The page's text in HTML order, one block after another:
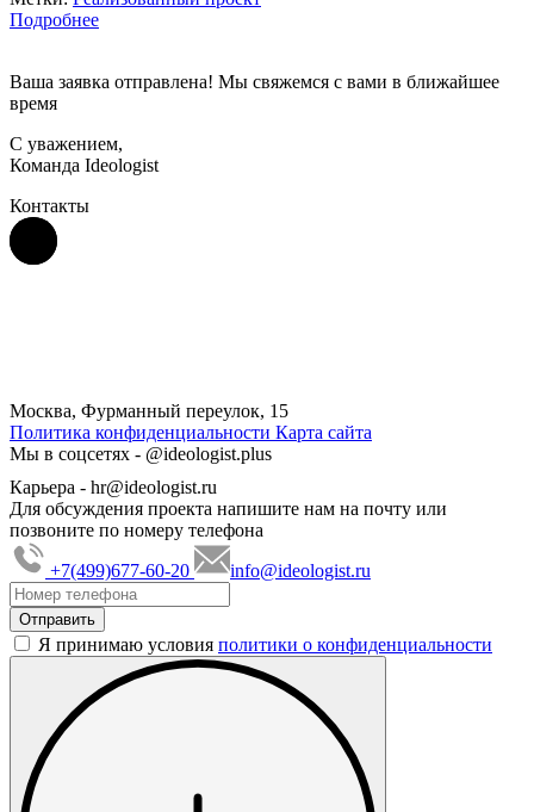
Подробнее
Ваша заявка отправлена! Мы свяжемся с вами в ближайшее
время
С уважением,
Команда Ideologist
Контакты
Москва, Фурманный переулок, 15
Политика конфиденциальности Карта сайта
Мы в соцсетях - @ideologist.plus
Карьера - hr@ideologist.ru
Для обсуждения проекта напишите нам на почту или
позвоните по номеру телефона
+7(499)677-60-20
info@ideologist.ru
Я принимаю условия политики о конфиденциальности